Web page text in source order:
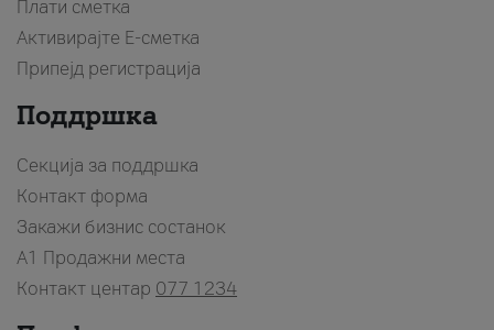
Плати сметка
Активирајте Е-сметка
Припејд регистрација
Поддршка
Секција за поддршка
Контакт форма
Закажи бизнис состанок
A1 Продажни места
Контакт центар 077 1234